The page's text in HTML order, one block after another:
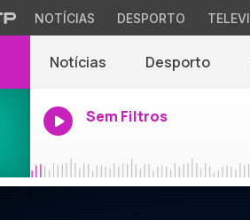
NOTÍCIAS DESPORTO
Notícias Desporto
Sem Filtros